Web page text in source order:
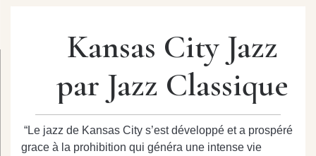
Kansas City Jazz
par Jazz Classique
“Le jazz de Kansas City s’est développé et a prospéré
grace à la prohibition qui généra une intense vie